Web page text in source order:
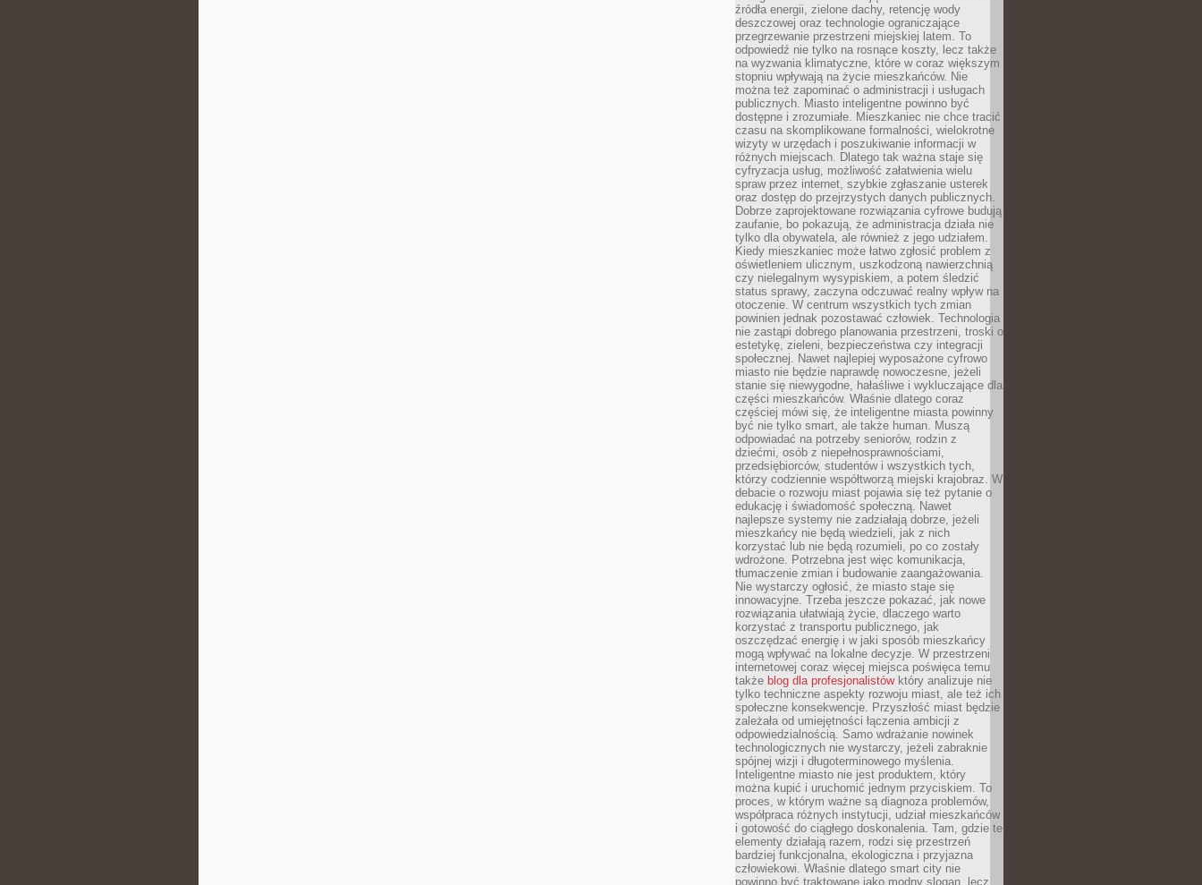
źródła energii, zielone dachy, retencję wody
deszczowej oraz technologie ograniczające
przegrzewanie przestrzeni miejskiej latem. To
odpowiedź nie tylko na rosnące koszty, lecz także
na wyzwania klimatyczne, które w coraz większym
stopniu wpływają na życie mieszkańców. Nie
można też zapominać o administracji i usługach
publicznych. Miasto inteligentne powinno być
dostępne i zrozumiałe. Mieszkaniec nie chce tracić
czasu na skomplikowane formalności, wielokrotne
wizyty w urzędach i poszukiwanie informacji w
różnych miejscach. Dlatego tak ważna staje się
cyfryzacja usług, możliwość załatwienia wielu
spraw przez internet, szybkie zgłaszanie usterek
oraz dostęp do przejrzystych danych publicznych.
Dobrze zaprojektowane rozwiązania cyfrowe budują
zaufanie, bo pokazują, że administracja działa nie
tylko dla obywatela, ale również z jego udziałem.
Kiedy mieszkaniec może łatwo zgłosić problem z
oświetleniem ulicznym, uszkodzoną nawierzchnią
czy nielegalnym wysypiskiem, a potem śledzić
status sprawy, zaczyna odczuwać realny wpływ na
otoczenie. W centrum wszystkich tych zmian
powinien jednak pozostawać człowiek. Technologia
nie zastąpi dobrego planowania przestrzeni, troski o
estetykę, zieleni, bezpieczeństwa czy integracji
społecznej. Nawet najlepiej wyposażone cyfrowo
miasto nie będzie naprawdę nowoczesne, jeżeli
stanie się niewygodne, hałaśliwe i wykluczające dla
części mieszkańców. Właśnie dlatego coraz
częściej mówi się, że inteligentne miasta powinny
być nie tylko smart, ale także human. Muszą
odpowiadać na potrzeby seniorów, rodzin z
dziećmi, osób z niepełnosprawnościami,
przedsiębiorców, studentów i wszystkich tych,
którzy codziennie współtworzą miejski krajobraz. W
debacie o rozwoju miast pojawia się też pytanie o
edukację i świadomość społeczną. Nawet
najlepsze systemy nie zadziałają dobrze, jeżeli
mieszkańcy nie będą wiedzieli, jak z nich
korzystać lub nie będą rozumieli, po co zostały
wdrożone. Potrzebna jest więc komunikacja,
tłumaczenie zmian i budowanie zaangażowania.
Nie wystarczy ogłosić, że miasto staje się
innowacyjne. Trzeba jeszcze pokazać, jak nowe
rozwiązania ułatwiają życie, dlaczego warto
korzystać z transportu publicznego, jak
oszczędzać energię i w jaki sposób mieszkańcy
mogą wpływać na lokalne decyzje. W przestrzeni
internetowej coraz więcej miejsca poświęca temu
także blog dla profesjonalistówktóry analizuje nie
tylko techniczne aspekty rozwoju miast, ale też ich
społeczne konsekwencje. Przyszłość miast będzie
zależała od umiejętności łączenia ambicji z
odpowiedzialnością. Samo wdrażanie nowinek
technologicznych nie wystarczy, jeżeli zabraknie
spójnej wizji i długoterminowego myślenia.
Inteligentne miasto nie jest produktem, który
można kupić i uruchomić jednym przyciskiem. To
proces, w którym ważne są diagnoza problemów,
współpraca różnych instytucji, udział mieszkańców
i gotowość do ciągłego doskonalenia. Tam, gdzie te
elementy działają razem, rodzi się przestrzeń
bardziej funkcjonalna, ekologiczna i przyjazna
człowiekowi. Właśnie dlatego smart city nie
powinno być traktowane jako modny slogan, lecz